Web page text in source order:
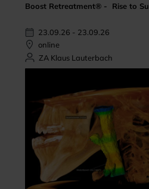
Boost Retreatment® - Rise to
23.09.26 - 23.09.26
online
ZA Klaus Lauterbach